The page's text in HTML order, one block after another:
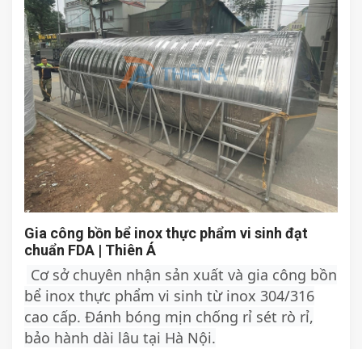
Gia công bồn bể inox thực phẩm vi sinh đạt
chuẩn FDA | Thiên Á
Cơ sở chuyên nhận sản xuất và gia công bồn
bể inox thực phẩm vi sinh từ inox 304/316
cao cấp. Đánh bóng mịn chống rỉ sét rò rỉ,
bảo hành dài lâu tại Hà Nội.